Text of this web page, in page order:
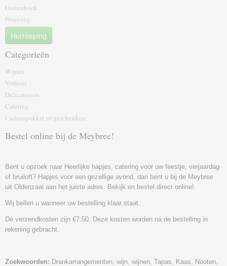
Gastenboek
Proeverij
Herroeping
Categorieën
Wijnen
Verhuur
Delicatessen
Catering
Cadeaupakket of geschenk‎en
Bestel online bij de Meybree!
Bent u opzoek naar Heerlijke hapjes, catering voor uw feestje, verjaardag
of bruiloft? Hapjes voor een gezellige avond, dan bent u bij de Meybree
uit Oldenzaal aan het juiste adres. Bekijk en bestel direct online!
Wij bellen u wanneer uw bestelling klaar staat.
De verzendkosten zijn €7.50. Deze kosten worden na de bestelling in
rekening gebracht.
Zoekwoorden: Drankarrangementen, wijn, wijnen, Tapas, Kaas, Nooten,